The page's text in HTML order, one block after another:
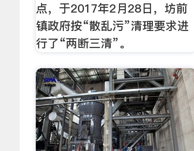
点，于2017年2月28日，坊前
镇政府按“散乱污”清理要求进
行了“两断三清”。